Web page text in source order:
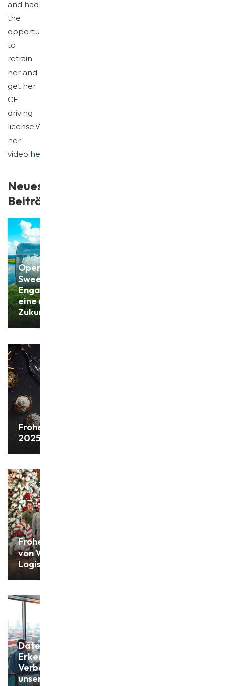
and had
the
opportunity
to
retrain
her and
get her
CE
driving
license.Watch
her
video here
Neueste
Beiträge
Operation Clean
Sweep:
Engagement für
eine nachhaltige
Zukunft
Frohes Neues Jahr
2025!
Frohe Weihnachten
von Withofs Bulk
Logistics!
Datengetriebene
Erkenntnisse:
Verbesserung
unserer